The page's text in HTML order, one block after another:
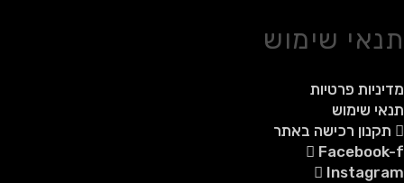
תנאי שימוש
מדיניות פרטיות
תנאי שימוש
תקנון רכישה באתר
Facebook-f
Instagram